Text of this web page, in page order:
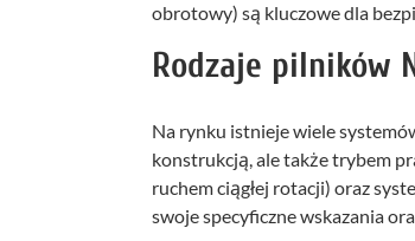
obrotowy) są kluczowe dla
Rodzaje pilników
Na rynku istnieje wiele
konstrukcją, ale także trybem
ruchem ciągłej rotacji) oraz
swoje specyficzne wskazania